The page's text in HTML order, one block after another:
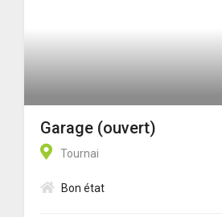
Garage (ouvert)
Tournai
Bon état